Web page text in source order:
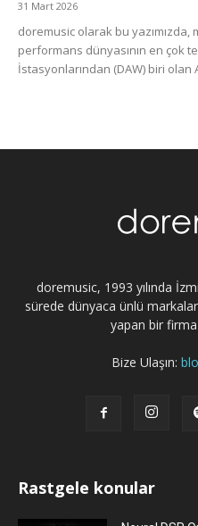
31 Mart 2026
doremusic olarak bu
performans dünyasının en çok
İstasyonlarından (DAW) biri olan
doremusic, 1993 yılında
sürede dünyaca ünlü
yapan bir
Bize Ulaşın:
Rastgele konular